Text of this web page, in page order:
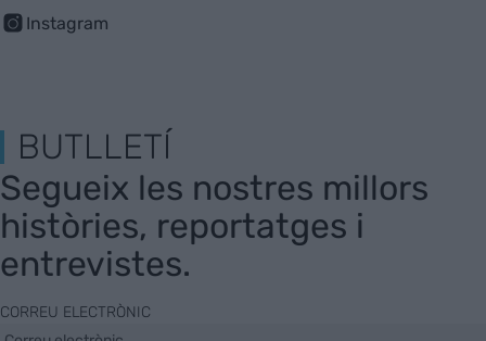
Instagram
BUTLLETÍ
Segueix les nostres millors
històries, reportatges i
entrevistes.
CORREU ELECTRÒNIC